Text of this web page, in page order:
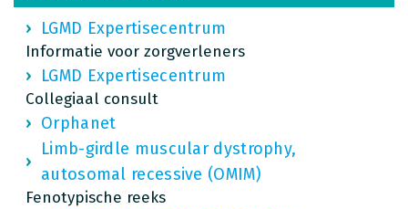
LGMD Expertisecentrum
Informatie voor zorgverleners
LGMD Expertisecentrum
Collegiaal consult
Orphanet
Limb-girdle muscular dystrophy,
autosomal recessive (OMIM)
Fenotypische reeks